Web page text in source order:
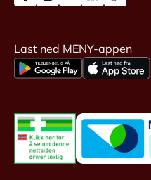
Last ned MENY-appen